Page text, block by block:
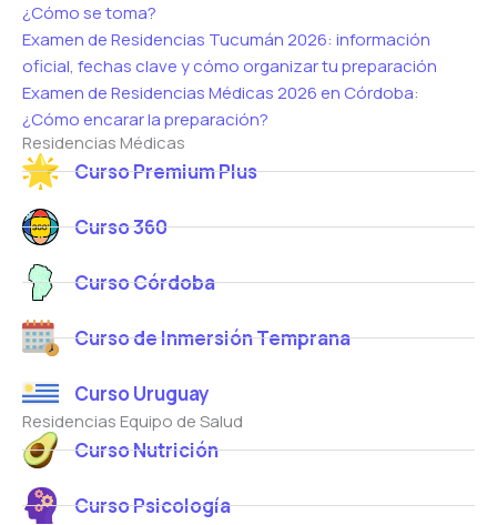
¿Cómo se toma?
Examen de Residencias Tucumán 2026: información
oficial, fechas clave y cómo organizar tu preparación
Examen de Residencias Médicas 2026 en Córdoba:
¿Cómo encarar la preparación?
Residencias Médicas
Curso Premium Plus
Curso 360
Curso Córdoba
Curso de Inmersión Temprana
Curso Uruguay
Residencias Equipo de Salud
Curso Nutrición
Curso Psicología